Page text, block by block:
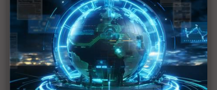
近７天熱門報導
MLCC訂單過熱、出貨比創高 村田示警全球AI基
建熱潮將趨緩
2027全年記憶體產能提前售罄 買家「祕而不
宣」只怕買不夠